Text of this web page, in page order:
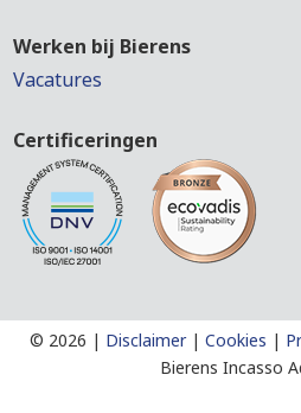
Werken bij Bierens
Vacatures
Certificeringen
© 2026 | Disclaimer| Cookies |
Bierens Incasso